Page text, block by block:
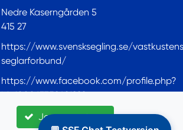
Nedre Kaserngården 5
415 27
https://www.svensksegling.se/
seglarforbund/
https://www.facebook.com/profile.php?
id=100063759421922
Jag accepterar